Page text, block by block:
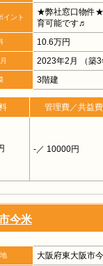
イント
★弊社窓口物件★
育可能です♬
10.6万円
2023年2月 （築3
3階建
管理費／共益費
-／ 10000円
今米
大阪府東大阪市